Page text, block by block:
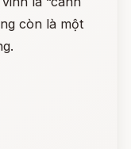
còn là một